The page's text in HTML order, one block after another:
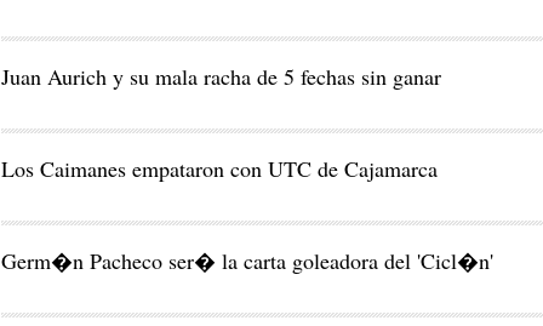
Juan Aurich y su mala racha de 5 fechas sin ganar
Los Caimanes empataron con UTC de Cajamarca
Germ�n Pacheco ser� la carta goleadora del 'Cicl�n'